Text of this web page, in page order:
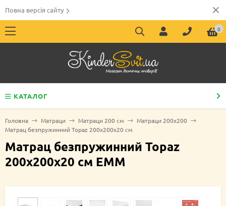
Повна версія сайту
0
КАТАЛОГ
Головна Матраци Матраци 200 см
Матраци 200х200
Матрац безпружинний Topaz 200х200х20 см
Матрац безпружинний Topaz
200х200х20 см EMM